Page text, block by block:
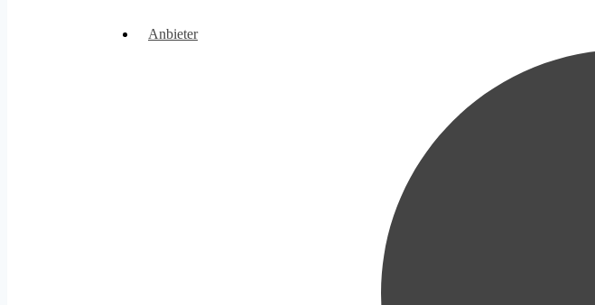
Anbieter